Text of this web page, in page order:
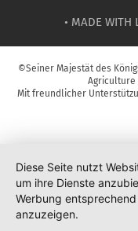
• MADE WITH
©Seiner Majestät des
Agriculture
Mit freundlicher
Diese Seite nutzt
um ihre Dienste
Werbung
anzuzeigen.